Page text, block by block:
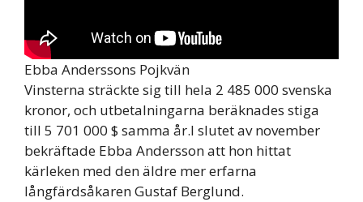
Ebba Anderssons Pojkvän
Vinsterna sträckte sig till hela 2 485 000 svenska
kronor, och utbetalningarna beräknades stiga
till 5 701 000 $ samma år.I slutet av november
bekräftade Ebba Andersson att hon hittat
kärleken med den äldre mer erfarna
långfärdsåkaren Gustaf Berglund.